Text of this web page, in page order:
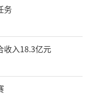
务
收入18.3亿元